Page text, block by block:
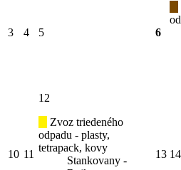
3 4 5 6
10 11
12
Zvoz triedeného
odpadu - plasty,
tetrapack, kovy
Stankovany -
13 14